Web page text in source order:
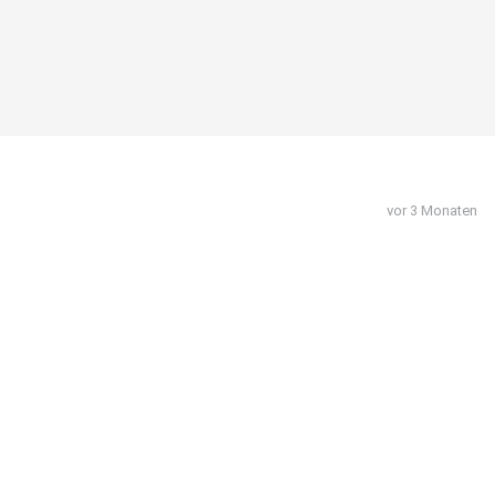
vor 3 Monaten